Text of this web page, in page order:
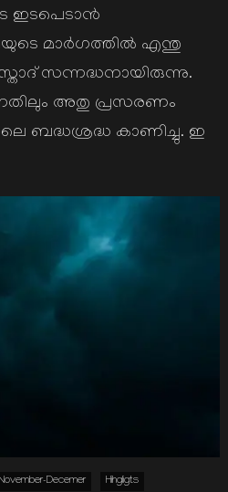
ഇടപെടാന്‍
മാര്‍ഗത്തില്‍ എന്തു
സന്നദ്ധനായിരുന്നു.
അതു പ്രസരണം
ബദ്ധശ്രദ്ധ കാണിച്ചു. ഇ
Decemer Hihgligts